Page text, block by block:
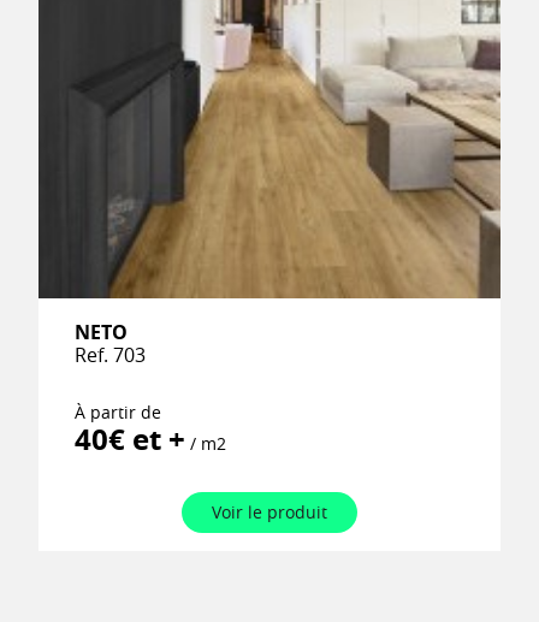
NETO
Ref. 703
À partir de
40€ et + / m2
Voir le produit